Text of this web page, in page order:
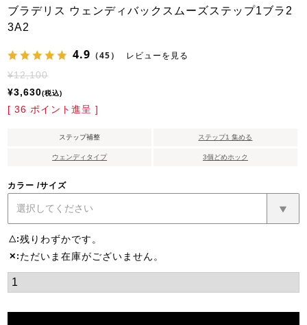
ブラデリス ウェンディバックスムーズステップ1ブラ2
3A2
4.9 （45） レビューを見る
¥12,100
¥3,630 税込
[ 36 ポイント進呈 ]
ステップ補整 ステップ1 集める
ウェンディタイプ 3個どめホック
カラー サイズ
△ 残りわずかです。
✕ ただいま在庫がございません。